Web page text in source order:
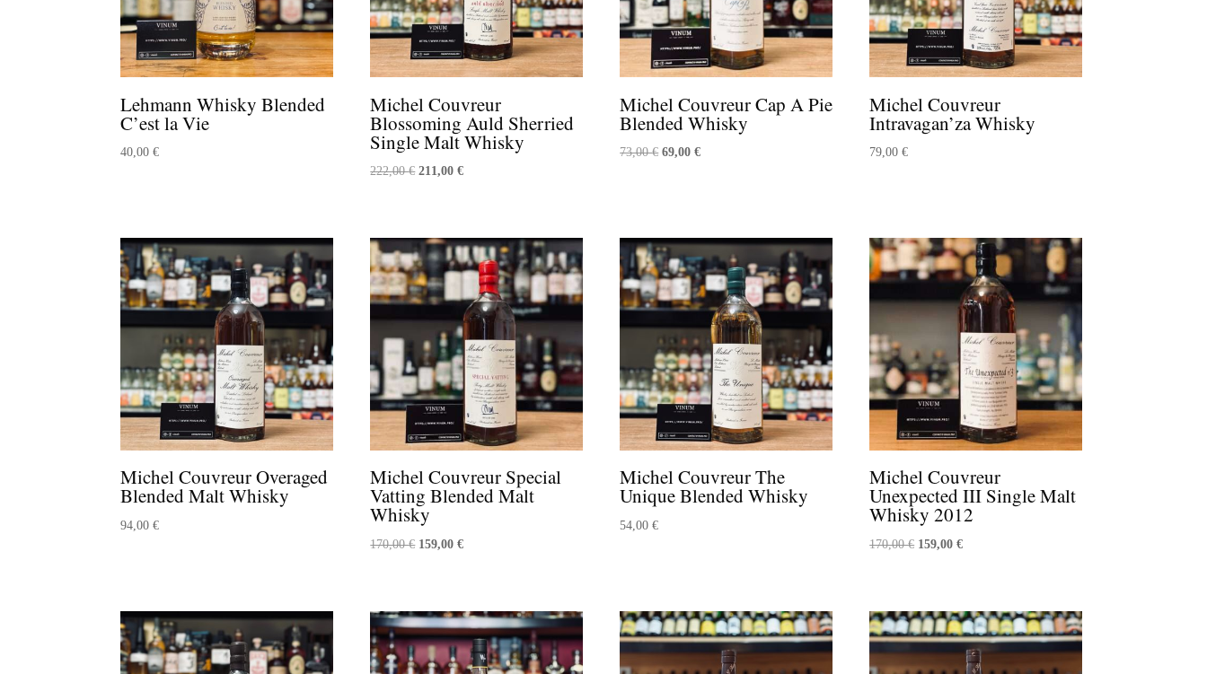
Lehmann Whisky Blended
C’est la Vie
40,00€
Michel Couvreur
Blossoming Auld Sherried
Single Malt Whisky
222,00€ Le
222,00 €.
211,00€Le
211,00 €.
Michel Couvreur Cap A Pie
Blended Whisky
73,00€ Le
69,00€Le
Michel Couvreur
Intravagan’za Whisky
79,00€
Michel Couvreur Overaged
Blended Malt Whisky
94,00€
Michel Couvreur Special
Vatting Blended Malt
Whisky
170,00€ Le
170,00 €.
159,00€Le
159,00 €.
Michel Couvreur The
Unique Blended Whisky
54,00€
Michel Couvreur
Unexpected III Single Malt
Whisky 2012
170,00€ Le
170,00 €.
159,00€Le
159,00 €.